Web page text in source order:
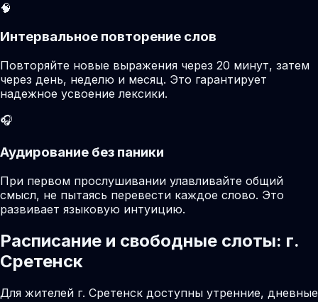
🧠
Интервальное повторение слов
Повторяйте новые выражения через 20 минут, затем
через день, неделю и месяц. Это гарантирует
надежное усвоение лексики.
🎧
Аудирование без паники
При первом прослушивании улавливайте общий
смысл, не пытаясь перевести каждое слово. Это
развивает языковую интуицию.
Расписание и свободные слоты: г.
Сретенск
Для жителей г. Сретенск доступны утренние, дневные